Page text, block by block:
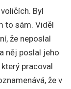
Byl
to sám. Viděl
že neposlal
něj poslal jeho
pracoval
že v